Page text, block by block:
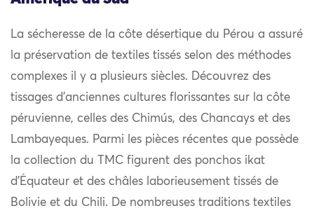
La sécheresse de la côte désertique du Pérou a assuré
la préservation de textiles tissés selon des méthodes
complexes il y a plusieurs siècles. Découvrez des
tissages d’anciennes cultures florissantes sur la côte
péruvienne, celles des Chimús, des Chancays et des
Lambayeques. Parmi les pièces récentes que possède
la collection du TMC figurent des ponchos ikat
d’Équateur et des châles laborieusement tissés de
Bolivie et du Chili. De nombreuses traditions textiles